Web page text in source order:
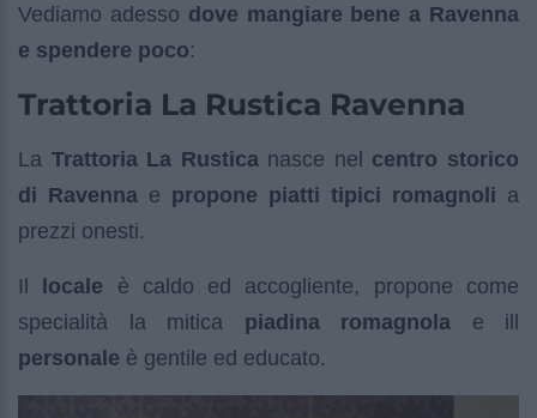
Vediamo adesso dove mangiare bene a Ravenna
e spendere poco:
Trattoria La Rustica Ravenna
La Trattoria La Rusticanasce nel centro storico
di Ravenna e propone piatti tipici romagnoli a
prezzi onesti.
Il locale è caldo ed accogliente, propone come
specialità la mitica piadina romagnola e ill
personale è gentile ed educato.